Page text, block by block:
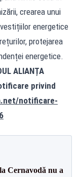
crearea unui
energetice
protejarea
energetice.
ALIANȚA
privind
notificare-
Cernavodă nu a